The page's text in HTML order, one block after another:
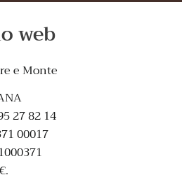
web
e Monte
27 82 14
00017